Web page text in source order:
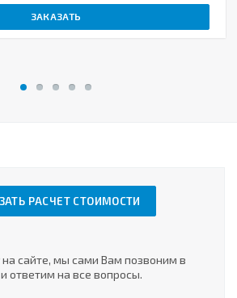
ЗАКАЗАТЬ
РАСЧЕТ СТОИМОСТИ
на сайте, мы сами Вам позвоним в
ответим на все вопросы.